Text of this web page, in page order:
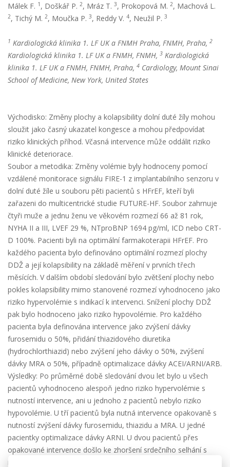
Málek F. 1 , Doškář P. 2, Mráz T. 3, Prokopová M. 2, Machová L.
2, Tichý M. 2, Moučka P. 3, Reddy V. 4, Neužil P. 3
1 Kardiologická klinika 1. LF UK a FNMH Praha, FNMH, Praha, 2
Kardiologická klinika 1. LF UK a FNMH, FNMH, 3 Kardiologická
klinika 1. LF UK a FNMH, FNMH, Praha, 4 Cardiology, Mount Sinai
School of Medicine, New York, United States
Východisko: Změny plochy a kolapsibility dolní duté žíly mohou
sloužit jako časný ukazatel kongesce a mohou předpovídat
riziko klinických příhod. Včasná intervence může oddálit riziko
klinické deteriorace.
Soubor a metodika: Změny volémie byly hodnoceny pomocí
vzdálené monitorace signálu FIRE-1 z implantabilního senzoru v
dolní duté žíle u souboru pěti pacientů s HFrEF, kteří byli
zařazeni do multicentrické studie FUTURE-HF. Soubor zahrnuje
čtyři muže a jednu ženu ve věkovém rozmezí 66 až 81 rok,
NYHA II a III, LVEF 29 %, NTproBNP 1694 pg/ml, ICD nebo CRT-
D 100%. Pacienti byli na optimální farmakoterapii HFrEF. Pro
každého pacienta bylo definováno optimální rozmezí plochy
DDŽ a její kolapsibility na základě měření v prvních třech
měsících. V dalším období sledování bylo zvětšení plochy nebo
pokles kolapsibility mimo stanovené rozmezí vyhodnoceno jako
riziko hypervolémie s indikací k intervenci. Snížení plochy DDŽ
pak bylo hodnoceno jako riziko hypovolémie. Pro každého
pacienta byla definována intervence jako zvýšení dávky
furosemidu o 50%, přidání thiazidového diuretika
(hydrochlorthiazid) nebo zvýšení jeho dávky o 50%, zvýšení
dávky MRA o 50%, případně optimalizace dávky ACEI/ARNI/ARB.
Výsledky: Po průměrné době sledování dvou let bylo u všech
pacientů vyhodnoceno alespoň jedno riziko hypervolémie s
nutností intervence, ani u jednoho z pacientů nebylo riziko
hypovolémie. U tří pacientů byla nutná intervence opakovaně s
nutností zvýšení dávky furosemidu, thiazidu a MRA. U jedné
pacientky optimalizace dávky ARNI. U dvou pacientů přes
opakované intervence došlo ke zhoršení srdečního selhání s
nutností hospitalizace, u tří pacientů nebyla hospitalizace nutná.